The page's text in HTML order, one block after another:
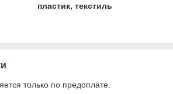
пластик, текстиль
только по предоплате.